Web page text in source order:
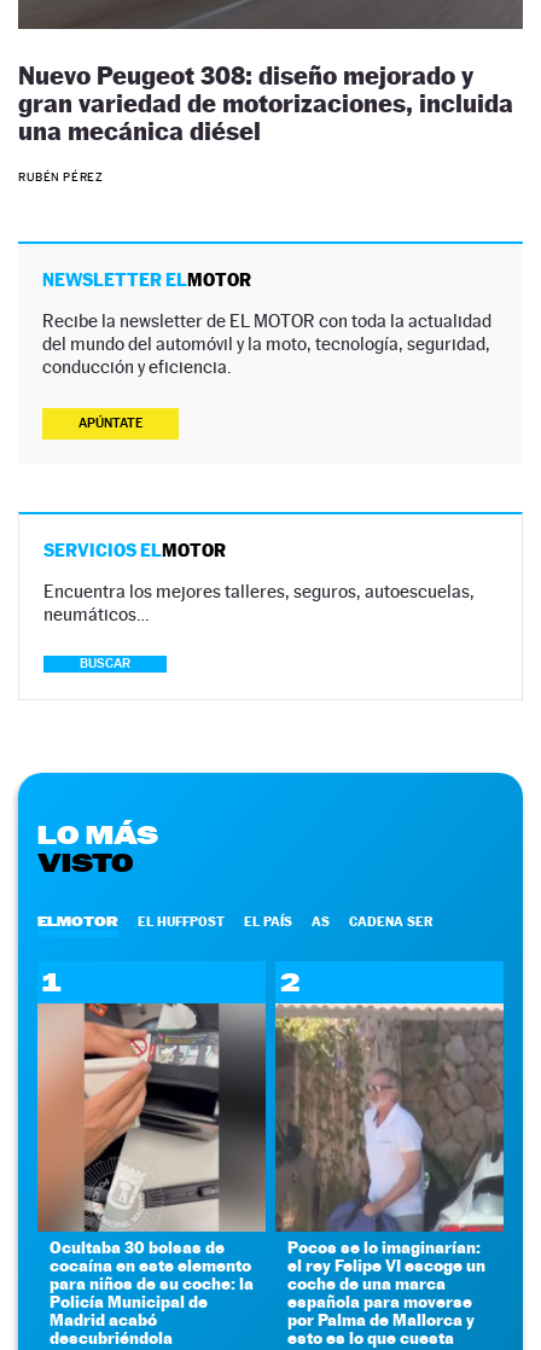
Nuevo Peugeot 308: diseño mejorado y
gran variedad de motorizaciones, incluida
una mecánica diésel
RUBÉN PÉREZ
NEWSLETTER ELMOTOR
Recibe la newsletter de EL MOTOR con toda la actualidad
del mundo del automóvil y la moto, tecnología, seguridad,
conducción y eficiencia.
APÚNTATE
SERVICIOS ELMOTOR
Encuentra los mejores talleres, seguros, autoescuelas,
neumáticos…
BUSCAR
LO MÁS
VISTO
ELMOTOR EL HUFFPOST EL PAÍS AS CADENA SER
1
Ocultaba 30 bolsas de
cocaína en este elemento
para niños de su coche: la
Policía Municipal de
Madrid acabó
descubriéndola
2
Pocos se lo imaginarían:
el rey Felipe VI escoge un
coche de una marca
española para moverse
por Palma de Mallorca y
esto es lo que cuesta